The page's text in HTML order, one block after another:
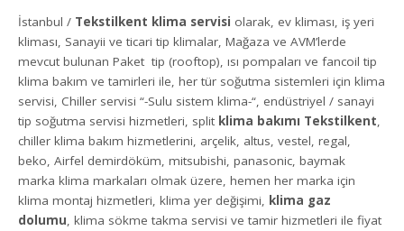
İstanbul / Tekstilkent klima servisi olarak, ev kliması, iş yeri
kliması, Sanayii ve ticari tip klimalar, Mağaza ve AVM’lerde
mevcut bulunan Paket tip (rooftop), ısı pompaları ve fancoil tip
klima bakım ve tamirleri ile, her tür soğutma sistemleri için klima
servisi, Chiller servisi “-Sulu sistem klima-“, endüstriyel / sanayi
tip soğutma servisi hizmetleri, split klima bakımı Tekstilkent,
chiller klima bakım hizmetlerini, arçelik, altus, vestel, regal,
beko, Airfel demirdöküm, mitsubishi, panasonic, baymak
marka klima markaları olmak üzere, hemen her marka için
klima montaj hizmetleri, klima yer değişimi, klima gaz
dolumu, klima sökme takma servisi ve tamir hizmetleri ile fiyat